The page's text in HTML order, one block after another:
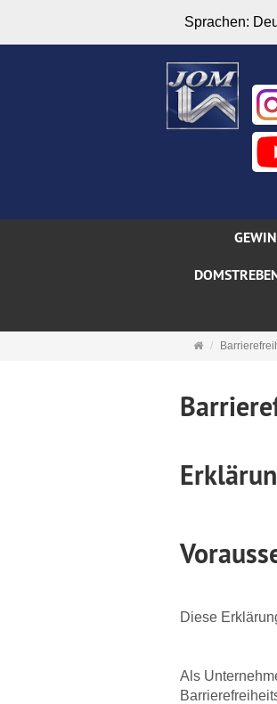
Sprachen:
Startseite
Diese
Als